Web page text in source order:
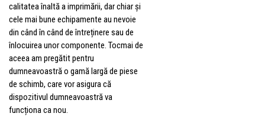
calitatea înaltă a imprimării, dar chiar și
cele mai bune echipamente au nevoie
din când în când de întreținere sau de
înlocuirea unor componente. Tocmai de
aceea am pregătit pentru
dumneavoastră o gamă largă de piese
de schimb, care vor asigura că
dispozitivul dumneavoastră va
funcționa ca nou.